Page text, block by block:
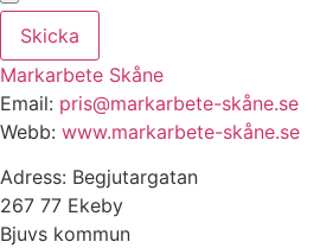
Skicka
Markarbete Skåne
Email: pris@markarbete-skåne.se
Webb: www.markarbete-skåne.se
Adress: Begjutargatan
267 77 Ekeby
Bjuvs kommun